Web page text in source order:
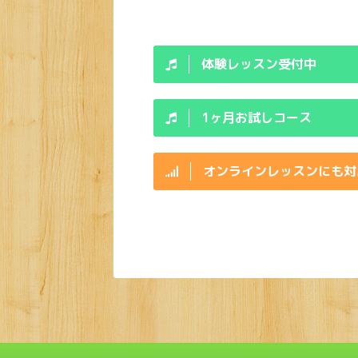
体験レッスン受付中
1ヶ月お試しコース
オンラインレッスンにも